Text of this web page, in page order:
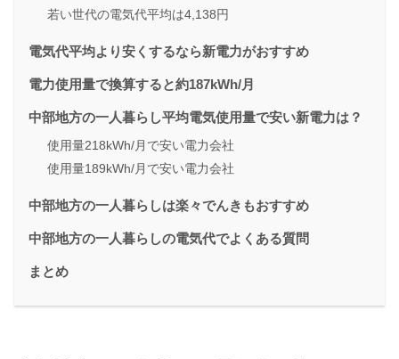
若い世代の電気代平均は4,138円
電気代平均より安くするなら新電力がおすすめ
電力使用量で換算すると約187kWh/月
中部地方の一人暮らし平均電気使用量で安い新電力は？
使用量218kWh/月で安い電力会社
使用量189kWh/月で安い電力会社
中部地方の一人暮らしは楽々でんきもおすすめ
中部地方の一人暮らしの電気代でよくある質問
まとめ